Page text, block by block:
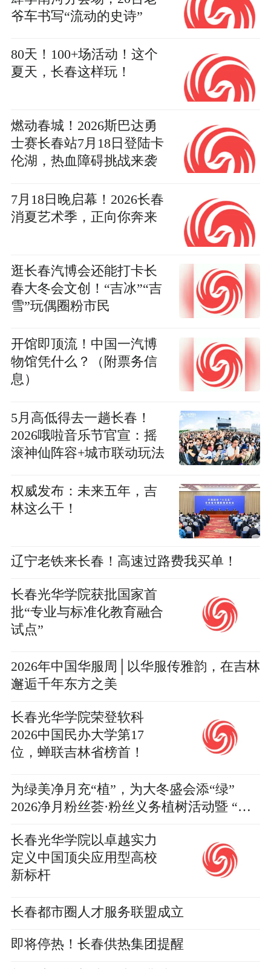
爷车书写“流动的史诗”
80天！100+场活动！这个
夏天，长春这样玩！
燃动春城！2026斯巴达勇
士赛长春站7月18日登陆卡
伦湖，热血障碍挑战来袭
7月18日晚启幕！2026长春
消夏艺术季，正向你奔来
逛长春汽博会还能打卡长
春大冬会文创！“吉冰”“吉
雪”玩偶圈粉市民
开馆即顶流！中国一汽博
物馆凭什么？（附票务信
息）
5月高低得去一趟长春！
2026哦啦音乐节官宣：摇
滚神仙阵容+城市联动玩法
权威发布：未来五年，吉
林这么干！
辽宁老铁来长春！高速过路费我买单！
长春光华学院获批国家首
批“专业与标准化教育融合
试点”
2026年中国华服周│以华服传雅韵，在吉林
邂逅千年东方之美
长春光华学院荣登软科
2026中国民办大学第17
位，蝉联吉林省榜首！
为绿美净月充“植”，为大冬盛会添“绿”
2026净月粉丝荟·粉丝义务植树活动暨 “春
长春光华学院以卓越实力
定义中国顶尖应用型高校
新标杆
长春都市圈人才服务联盟成立
即将停热！长春供热集团提醒